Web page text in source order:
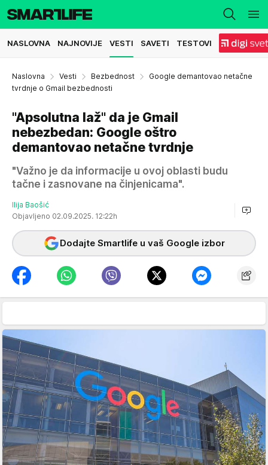
NASLOVNA NAJNOVIJE VESTI SAVETI TESTOVI
Naslovna Vesti Bezbednost
Google demantovao netačne
tvrdnje o Gmail bezbednosti
"Apsolutna laž" da je Gmail
nebezbedan: Google oštro
demantovao netačne tvrdnje
"Važno je da informacije u ovoj oblasti budu
tačne i zasnovane na činjenicama".
Ilija Baošić
Objavljeno 02.09.2025. 12:22h
Dodajte Smartlife u vaš Google izbor